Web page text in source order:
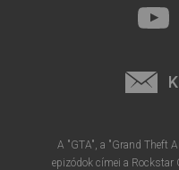
A "GTA", a "Grand Theft
epizódok címei a Rockstar